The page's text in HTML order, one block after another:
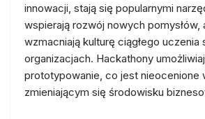
innowacji, stają się popularnymi
wspierają rozwój nowych pomysłów,
wzmacniają kulturę ciągłego uczenia
organizacjach. Hackathony
prototypowanie, co jest nieocenione
zmieniającym się środowisku